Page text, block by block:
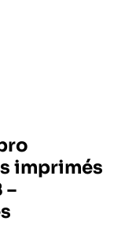
imprimés
–